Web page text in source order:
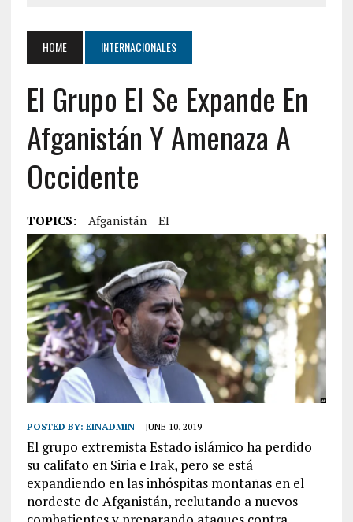
HOME INTERNACIONALES
El Grupo EI Se Expande En
Afganistán Y Amenaza A
Occidente
TOPICS: Afganistán EI
POSTED BY: EINADMIN JUNE 10, 2019
El grupo extremista Estado islámico ha perdido
su califato en Siria e Irak, pero se está
expandiendo en las inhóspitas montañas en el
nordeste de Afganistán, reclutando a nuevos